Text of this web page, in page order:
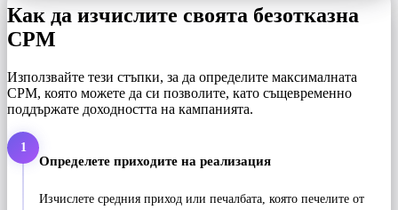
Как да изчислите своята безотказна
CPM
Използвайте тези стъпки, за да определите максималната
CPM, която можете да си позволите, като същевременно
поддържате доходността на кампанията.
1
Определете приходите на реализация
Изчислете средния приход или печалбата, която печелите от